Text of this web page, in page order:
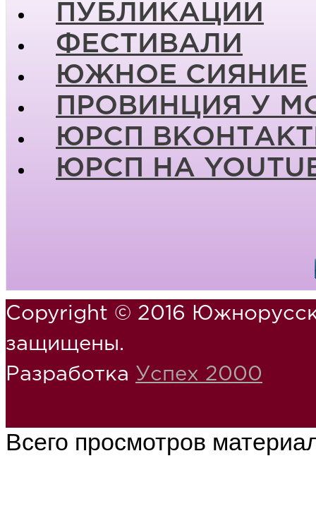
ПУБЛИКАЦИИ
ФЕСТИВАЛИ
ЮЖНОЕ СИЯНИЕ
ПРОВИНЦИЯ У
ЮРСП
ЮРСП НА
Copyright © 2016
защищены.
Разработка Успех 2000
Всего просмотров